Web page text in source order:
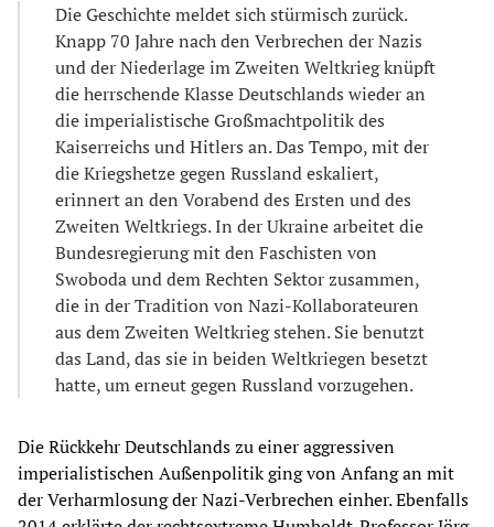
Die Geschichte meldet sich stürmisch zurück.
Knapp 70 Jahre nach den Verbrechen der Nazis
und der Niederlage im Zweiten Weltkrieg knüpft
die herrschende Klasse Deutschlands wieder an
die imperialistische Großmachtpolitik des
Kaiserreichs und Hitlers an. Das Tempo, mit der
die Kriegshetze gegen Russland eskaliert,
erinnert an den Vorabend des Ersten und des
Zweiten Weltkriegs. In der Ukraine arbeitet die
Bundesregierung mit den Faschisten von
Swoboda und dem Rechten Sektor zusammen,
die in der Tradition von Nazi-Kollaborateuren
aus dem Zweiten Weltkrieg stehen. Sie benutzt
das Land, das sie in beiden Weltkriegen besetzt
hatte, um erneut gegen Russland vorzugehen.
Die Rückkehr Deutschlands zu einer aggressiven
imperialistischen Außenpolitik ging von Anfang an mit
der Verharmlosung der Nazi-Verbrechen einher. Ebenfalls